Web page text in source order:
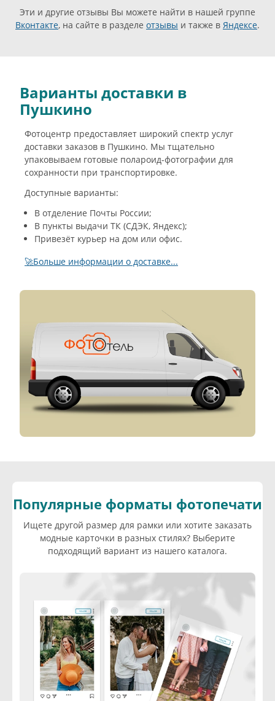
Эти и другие отзывы Вы можете найти в нашей группе
Вконтакте, на сайте в разделе отзывы и также в Яндексе.
Варианты доставки в
Пушкино
Фотоцентр предоставляет широкий спектр услуг
доставки заказов в Пушкино. Мы тщательно
упаковываем готовые полароид-фотографии для
сохранности при транспортировке.
Доступные варианты:
В отделение Почты России;
В пункты выдачи ТК (СДЭК, Яндекс);
Привезёт курьер на дом или офис.
🚀Больше информации о доставке...
Популярные форматы фотопечати
Ищете другой размер для рамки или хотите заказать
модные карточки в разных стилях? Выберите
подходящий вариант из нашего каталога.